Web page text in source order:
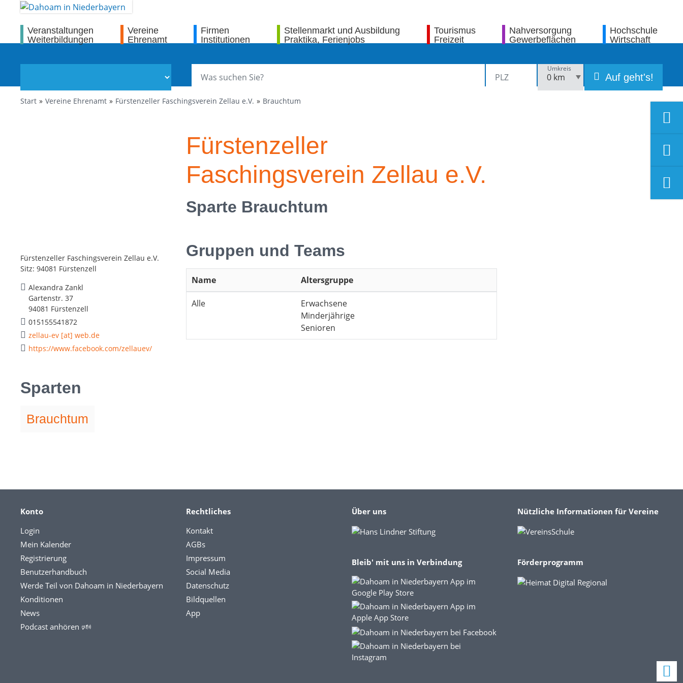
Veranstaltungen
Weiterbildungen
Vereine
Ehrenamt
Firmen
Institutionen
Stellenmarkt und Ausbildung
Praktika, Ferienjobs
Tourismus
Freizeit
Nahversorgung
Gewerbeflächen
Hochschule
Wirtschaft
Umkreis
Auf geht's!
Start Vereine Ehrenamt Fürstenzeller Faschingsverein Zellau e.V. Brauchtum
Fürstenzeller Faschingsverein Zellau e.V.
Sitz: 94081 Fürstenzell
Alexandra Zankl
Gartenstr. 37
94081 Fürstenzell
015155541872
zellau-ev [at] web.de
https://www.facebook.com/zellauev/
Sparten
Brauchtum
Fürstenzeller
Faschingsverein Zellau e.V.
Sparte Brauchtum
Gruppen und Teams
Name Altersgruppe
Alle
Erwachsene
Minderjährige
Senioren
Konto
Login
Mein Kalender
Registrierung
Benutzerhandbuch
Werde Teil von Dahoam in Niederbayern
Konditionen
News
Podcast anhören 🕬
Rechtliches
Kontakt
AGBs
Impressum
Social Media
Datenschutz
Bildquellen
App
Über uns
Bleib' mit uns in Verbindung
Nützliche Informationen für Vereine
Förderprogramm